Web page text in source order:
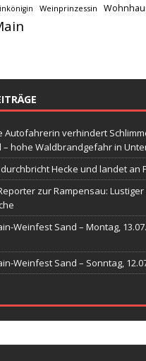
Weinprinzessin
Autofahrerin verhindert
– hohe Waldbrandgefahr in
durchbricht Hecke und landet an
zur Rampensau:
Weinfest Sand – Montag,
Weinfest Sand – Sonntag,